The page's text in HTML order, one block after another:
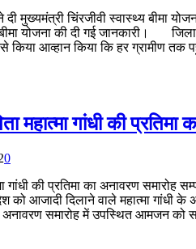
मुख्यमंत्री चिंरजीवी स्वास्थ्य बीमा
योजना की दी गई जानकारी।
से किया आव्हान किया कि हर ग्रामीण
महात्मा गांधी की
0
गांधी की प्रतिमा का अनावरण
को आजादी दिलाने वाले महात्मा गांधी
समारोह में उपस्थित आमजन को